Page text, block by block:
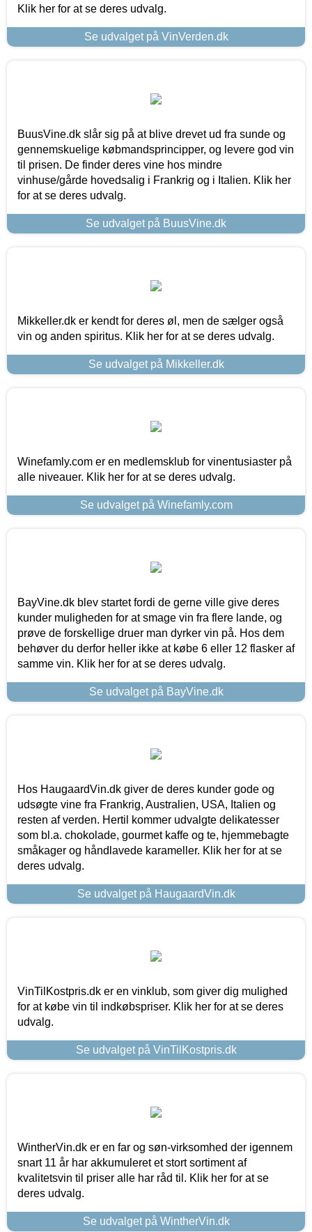
Klik her for at se deres udvalg.
Se udvalget på VinVerden.dk
BuusVine.dk slår sig på at blive drevet ud fra sunde og
gennemskuelige købmandsprincipper, og levere god vin
til prisen. De finder deres vine hos mindre
vinhuse/gårde hovedsalig i Frankrig og i Italien. Klik her
for at se deres udvalg.
Se udvalget på BuusVine.dk
Mikkeller.dk er kendt for deres øl, men de sælger også
vin og anden spiritus. Klik her for at se deres udvalg.
Se udvalget på Mikkeller.dk
Winefamly.com er en medlemsklub for vinentusiaster på
alle niveauer. Klik her for at se deres udvalg.
Se udvalget på Winefamly.com
BayVine.dk blev startet fordi de gerne ville give deres
kunder muligheden for at smage vin fra flere lande, og
prøve de forskellige druer man dyrker vin på. Hos dem
behøver du derfor heller ikke at købe 6 eller 12 flasker af
samme vin. Klik her for at se deres udvalg.
Se udvalget på BayVine.dk
Hos HaugaardVin.dk giver de deres kunder gode og
udsøgte vine fra Frankrig, Australien, USA, Italien og
resten af verden. Hertil kommer udvalgte delikatesser
som bl.a. chokolade, gourmet kaffe og te, hjemmebagte
småkager og håndlavede karameller. Klik her for at se
deres udvalg.
Se udvalget på HaugaardVin.dk
VinTilKostpris.dk er en vinklub, som giver dig mulighed
for at købe vin til indkøbspriser. Klik her for at se deres
udvalg.
Se udvalget på VinTilKostpris.dk
WintherVin.dk er en far og søn-virksomhed der igennem
snart 11 år har akkumuleret et stort sortiment af
kvalitetsvin til priser alle har råd til. Klik her for at se
deres udvalg.
Se udvalget på WintherVin.dk